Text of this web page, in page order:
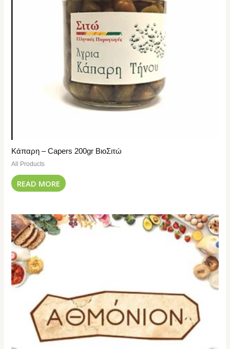
Κάπαρη – Capers 200gr ΒιοΣιτώ
All Products
READ MORE